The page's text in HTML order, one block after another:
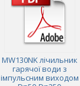
MW130NK лічильник
гарячої води з
імпульсним виходом